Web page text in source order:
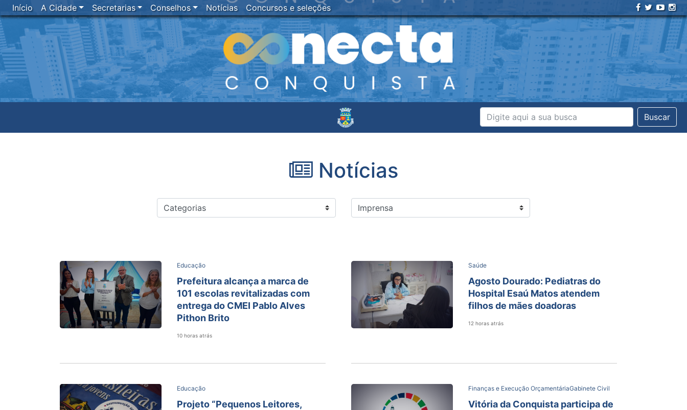
Início A Cidade Secretarias Conselhos Notícias Concursos e seleções
Buscar
Notícias
Educação
Prefeitura alcança a marca de
101 escolas revitalizadas com
entrega do CMEI Pablo Alves
Pithon Brito
10 horas atrás
Saúde
Agosto Dourado: Pediatras do
Hospital Esaú Matos atendem
filhos de mães doadoras
12 horas atrás
Educação
Projeto “Pequenos Leitores,
Finanças e Execução OrçamentáriaGabinete Civil
Vitória da Conquista participa de